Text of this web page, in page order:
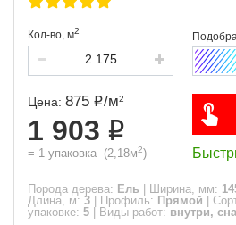
Кол-во, м2
Цена: 875 /м2
1 903
= 1 упаковка (2,18м2)
Порода дерева: Ель Ширина, мм:
Длина, м: 3 Профиль: Прямой
упаковке: 5 Виды работ: внутри,